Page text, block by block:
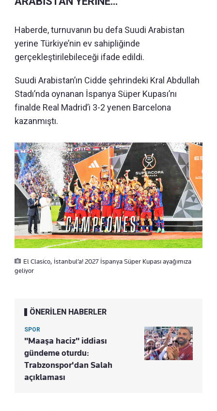
Haberde, turnuvanın bu defa Suudi Arabistan
yerine Türkiye’nin ev sahipliğinde
gerçekleştirilebileceği ifade edildi.
Suudi Arabistan’ın Cidde şehrindeki Kral Abdullah
Stadı’nda oynanan İspanya Süper Kupası’nı
finalde Real Madrid’i 3-2 yenen Barcelona
kazanmıştı.
El Clasico, İstanbul’a! 2027 İspanya Süper Kupası ayağımıza
geliyor
ÖNERİLEN HABERLER
SPOR
"Maaşa haciz" iddiası
gündeme oturdu:
Trabzonspor'dan Salah
açıklaması